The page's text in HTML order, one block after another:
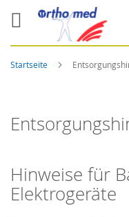
Startseite
Hinweise für
Elektrogeräte